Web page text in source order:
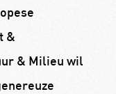
&
& Milieu wil